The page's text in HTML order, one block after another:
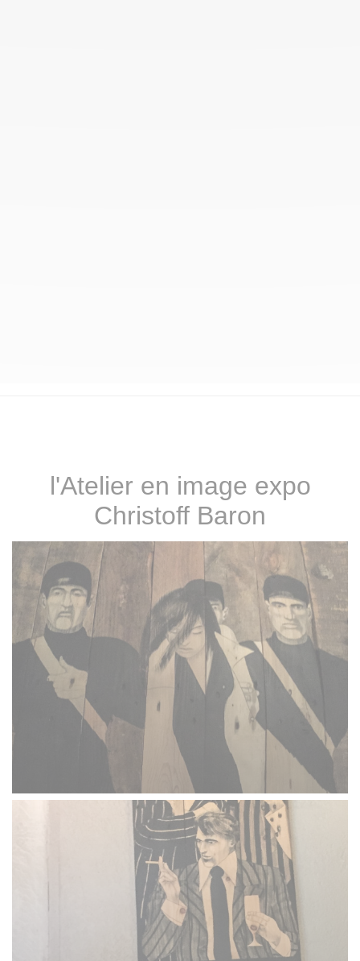
l'Atelier en image expo
Christoff Baron